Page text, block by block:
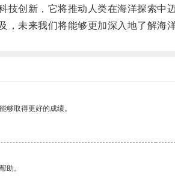
创新，它将推动人类在海洋探索中迈
未来我们将能够更加深入地了解海洋
够取得更好的成绩。
助。